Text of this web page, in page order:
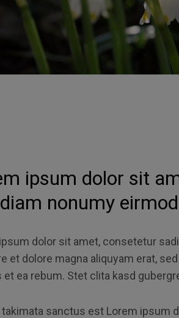
ipsum dolor sit
nonumy eirmod
dolor sit amet, consetetur
et dolore magna aliquyam erat,
et ea rebum. Stet clita kasd
takimata sanctus est Lorem ipsum